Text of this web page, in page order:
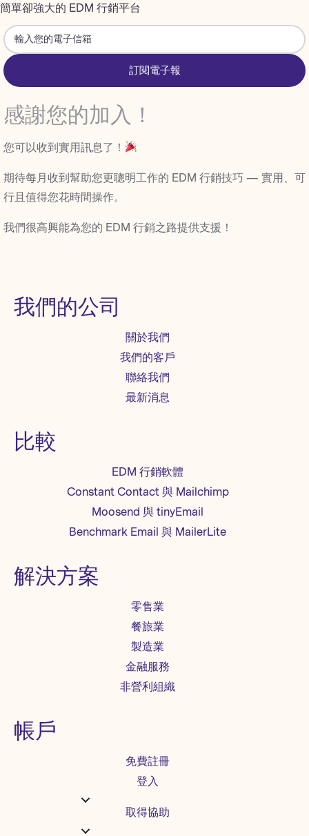
簡單卻強大的 EDM 行銷平台
訂閱電子報
感謝您的加入！
您可以收到實用訊息了！
期待每月收到幫助您更聰明工作的 EDM 行銷技巧 — 實用、可
行且值得您花時間操作。
我們很高興能為您的 EDM 行銷之路提供支援！
我們的公司
關於我們
我們的客戶
聯絡我們
最新消息
比較
EDM 行銷軟體
Constant Contact 與 Mailchimp
Moosend 與 tinyEmail
Benchmark Email 與 MailerLite
解決方案
零售業
餐旅業
製造業
金融服務
非營利組織
帳戶
免費註冊
登入
取得協助